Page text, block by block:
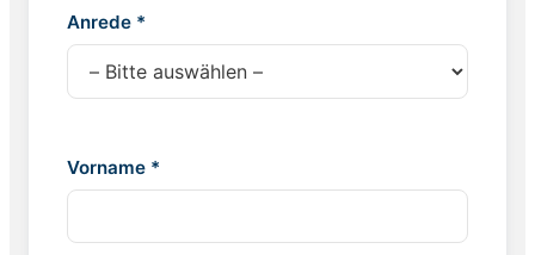
Anrede *
Vorname *